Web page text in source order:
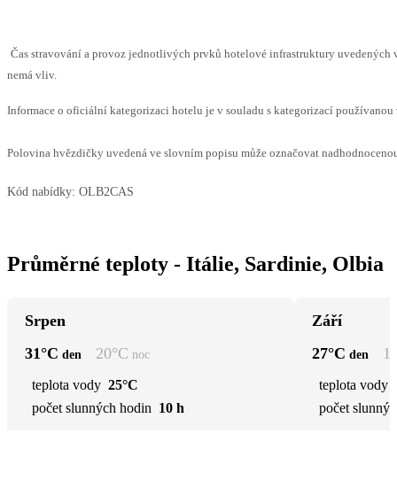
Čas stravování a provoz jednotlivých prvků hotelové infrastruktury uvedených
nemá vliv.
Informace o oficiální kategorizaci hotelu je v souladu s kategorizací
Polovina hvězdičky uvedená ve slovním popisu může označovat
Kód nabídky: OLB2CAS
Průměrné teploty - Itálie, Sardinie, Olbia
Srpen
31°C den 20°C noc
teplota vody 25°C
počet slunných hodin 10 h
Září
27°C den
teplota vody
počet